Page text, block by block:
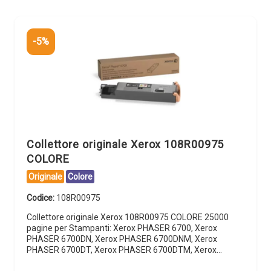
-5%
Collettore originale Xerox 108R00975
COLORE
Originale Colore
Codice: 108R00975
Collettore originale Xerox 108R00975 COLORE 25000
pagine per Stampanti: Xerox PHASER 6700, Xerox
PHASER 6700DN, Xerox PHASER 6700DNM, Xerox
PHASER 6700DT, Xerox PHASER 6700DTM, Xerox…